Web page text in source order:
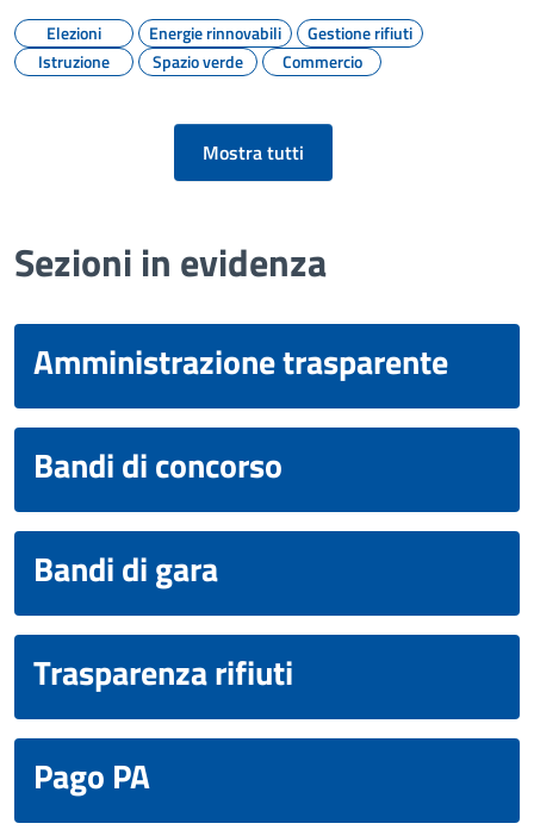
Elezioni
Energie rinnovabili
Gestione rifiuti
Istruzione
Spazio verde Commercio
Mostra tutti
Sezioni in evidenza
Amministrazione trasparente
Bandi di concorso
Bandi di gara
Trasparenza rifiuti
Pago PA